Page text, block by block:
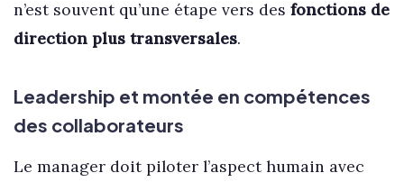
n’est souvent qu’une étape vers des fonctions de
direction plus transversales.
Leadership et montée en compétences
des collaborateurs
Le manager doit piloter l’aspect humain avec